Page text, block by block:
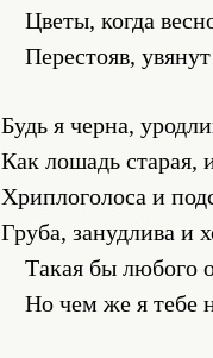
Цветы, когда
Перестояв,
Будь я черна,
Как лошадь старая,
Хриплоголоса и
Груба, занудлива и
Такая бы любого
Но чем же я тебе